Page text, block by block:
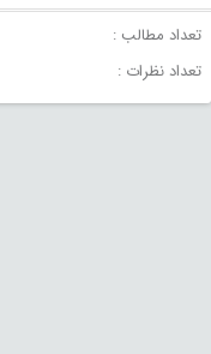
تعداد مطالب :
تعداد نظرات :